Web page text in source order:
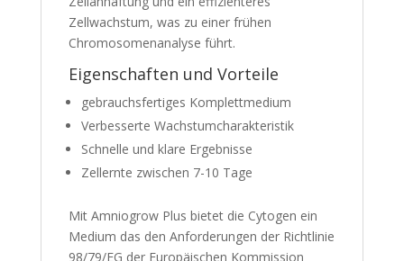
Zellwachstum, was zu einer frühen
Chromosomenanalyse führt.
Eigenschaften und Vorteile
gebrauchsfertiges Komplettmedium
Verbesserte Wachstumcharakteristik
Schnelle und klare Ergebnisse
Zellernte zwischen 7-10 Tage
Mit Amniogrow Plus bietet die Cytogen ein
Medium das den Anforderungen der Richtlinie
98/79/EG der Europäischen Kommission